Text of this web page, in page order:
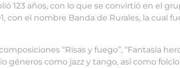
123 años, con lo que se convirtió en el
el nombre Banda de Rurales, la cual
“Risas y fuego”, “Fantasía
géneros como jazz y tango, así como